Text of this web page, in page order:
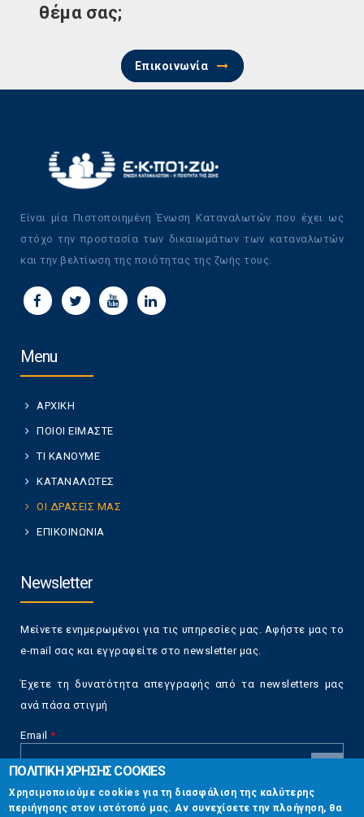
θέμα σας;
Επικοινωνία
Είναι μία Πιστοποιημένη Ένωση Καταναλωτών που έχει ως
στόχο την προστασία των δικαιωμάτων των καταναλωτών
και την βελτίωση της ποιότητας της ζωής τους.
Menu
ΑΡΧΙΚΗ
ΠΟΙΟΙ ΕΙΜΑΣΤΕ
ΤΙ ΚΑΝΟΥΜΕ
ΚΑΤΑΝΑΛΩΤΕΣ
ΟΙ ΔΡΑΣΕΙΣ ΜΑΣ
ΕΠΙΚΟΙΝΩΝΙΑ
Newsletter
Μείνετε ενημερωμένοι για τις υπηρεσίες μας. Αφήστε μας το
e-mail σας και εγγραφείτε στο newsletter μας.
Έχετε τη δυνατότητα απεγγραφής από τα newsletters μας
ανά πάσα στιγμή
Email *
CAPTCHA
This
ΠΟΛΙΤΙΚΗ ΧΡΗΣΗΣ COOKIES
Χρησιμοποιούμε cookies για τη διασφάλιση της καλύτερης
περιήγησης στον ιστότοπό μας. Αν συνεχίσετε την πλοήγηση, θα